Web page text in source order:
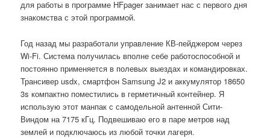
для работы в программе HFpager занимает нас с первого дня
знакомства с этой программой.
Год назад мы разработали управление КВ-пейджером через
Wi-Fi. Система получилась вполне себе работоспособной и
постоянно применяется в полевых выездах и командировках.
Трансивер usdx, смартфон Samsung J2 и аккумулятор 18650
3s компактно поместились в герметичный контейнер. Я
использую этот манпак с самодельной антенной Сити-
Виндом на 7175 кГц. Подвешиваю его в паре метров над
землей и подключаюсь из любой точки лагеря.